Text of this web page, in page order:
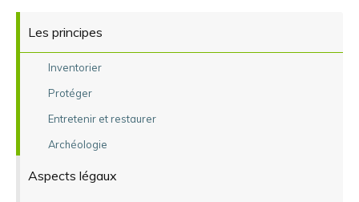
Les principes
Inventorier
Protéger
Entretenir et restaurer
Archéologie
Aspects légaux